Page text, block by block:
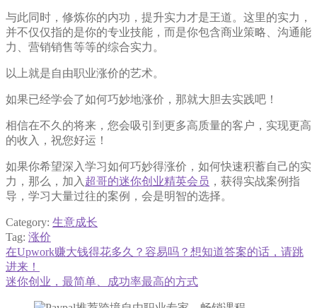
与此同时，修炼你的内功，提升实力才是王道。这里的实力，
并不仅仅指的是你的专业技能，而是你包含商业策略、沟通能
力、营销销售等等的综合实力。
以上就是自由职业涨价的艺术。
如果已经学会了如何巧妙地涨价，那就大胆去实践吧！
相信在不久的将来，您会吸引到更多高质量的客户，实现更高
的收入，祝您好运！
如果你希望深入学习如何巧妙得涨价，如何快速积蓄自己的实
力，那么，加入 超哥的迷你创业精英会员 ，获得实战案例指
导，学习大量过往的案例，会是明智的选择。
Category: 生意成长
Tag: 涨价
文
章
Previous
post:
在Upwork赚大钱得花多久？容易吗？想知道答案的话，请跳
进来！
Next
迷你创业，最简单、成功率最高的方式